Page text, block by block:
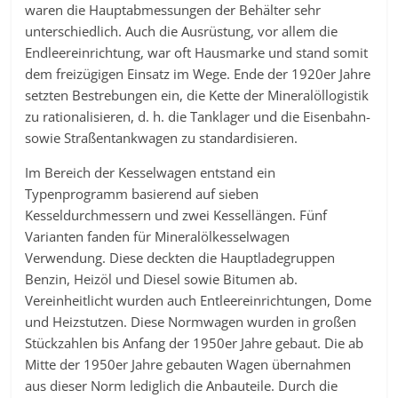
waren die Hauptabmessungen der Behälter sehr
unterschiedlich. Auch die Ausrüstung, vor allem die
Endleereinrichtung, war oft Hausmarke und stand somit
dem freizügigen Einsatz im Wege. Ende der 1920er Jahre
setzten Bestrebungen ein, die Kette der Mineralöllogistik
zu rationalisieren, d. h. die Tanklager und die Eisenbahn-
sowie Straßentankwagen zu standardisieren.
Im Bereich der Kesselwagen entstand ein
Typenprogramm basierend auf sieben
Kesseldurchmessern und zwei Kessellängen. Fünf
Varianten fanden für Mineralölkesselwagen
Verwendung. Diese deckten die Hauptladegruppen
Benzin, Heizöl und Diesel sowie Bitumen ab.
Vereinheitlicht wurden auch Entleereinrichtungen, Dome
und Heizstutzen. Diese Normwagen wurden in großen
Stückzahlen bis Anfang der 1950er Jahre gebaut. Die ab
Mitte der 1950er Jahre gebauten Wagen übernahmen
aus dieser Norm lediglich die Anbauteile. Durch die